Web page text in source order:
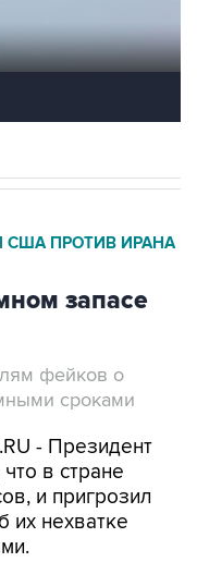
США ПРОТИВ ИРАНА
запасе
фейков о
сроками
- Президент
в стране
и пригрозил
их нехватке